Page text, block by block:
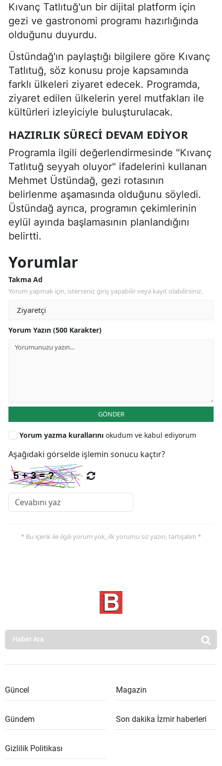
Kıvanç Tatlıtuğ'un bir dijital platform için
gezi ve gastronomi programı hazırlığında
olduğunu duyurdu.
Üstündağ'ın paylaştığı bilgilere göre Kıvanç
Tatlıtuğ, söz konusu proje kapsamında
farklı ülkeleri ziyaret edecek. Programda,
ziyaret edilen ülkelerin yerel mutfakları ile
kültürleri izleyiciyle buluşturulacak.
HAZIRLIK SÜRECI DEVAM EDIYOR
Programla ilgili değerlendirmesinde "Kıvanç
Tatlıtuğ seyyah oluyor" ifadelerini kullanan
Mehmet Üstündağ, gezi rotasının
belirlenme aşamasında olduğunu söyledi.
Üstündağ ayrıca, programın çekimlerinin
eylül ayında başlamasının planlandığını
belirtti.
Yorumlar
Takma Ad
Yorum yapmak için, isterseniz giriş yapabilir veya kayıt olabilirsiniz.
Yorum Yazın (500 Karakter)
GÖNDER
Yorum yazma kurallarını okudum ve kabul ediyorum
Aşağıdaki görselde işlemin sonucu kaçtır?
* Bu içerik ile ilgili yorum yok, ilk yorumu siz yazın, tartışalım *
Güncel Magazin
Gündem Son dakika İzmir haberleri
Gizlilik Politikası